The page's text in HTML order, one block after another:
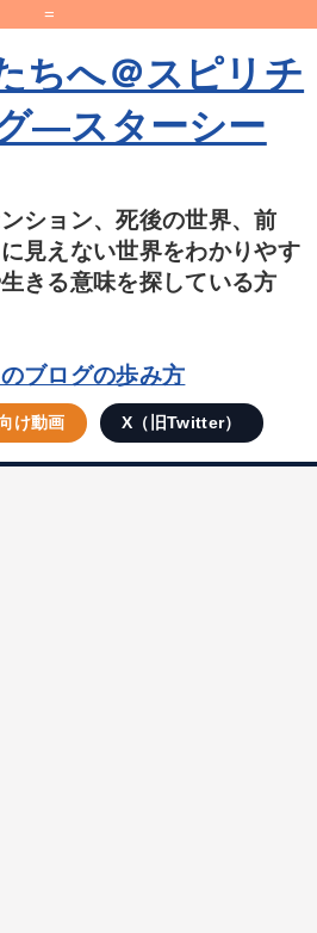
=
ちへ＠スピリチ
―スターシー
ション、死後の世界、前
見えない世界をわかりやす
きる意味を探している方
ブログの歩み方
け動画 X（旧Twitter）